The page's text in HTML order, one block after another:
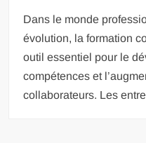
Dans le monde
évolution, la formation
outil essentiel pour le
compétences et
collaborateurs. Les